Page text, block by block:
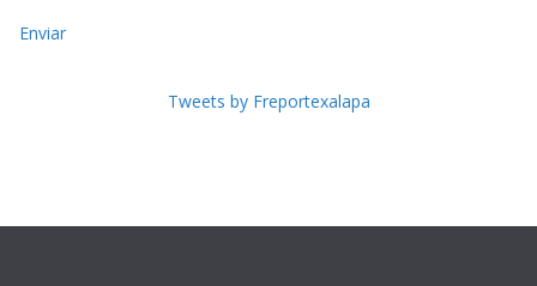
Enviar
Tweets by Freportexalapa